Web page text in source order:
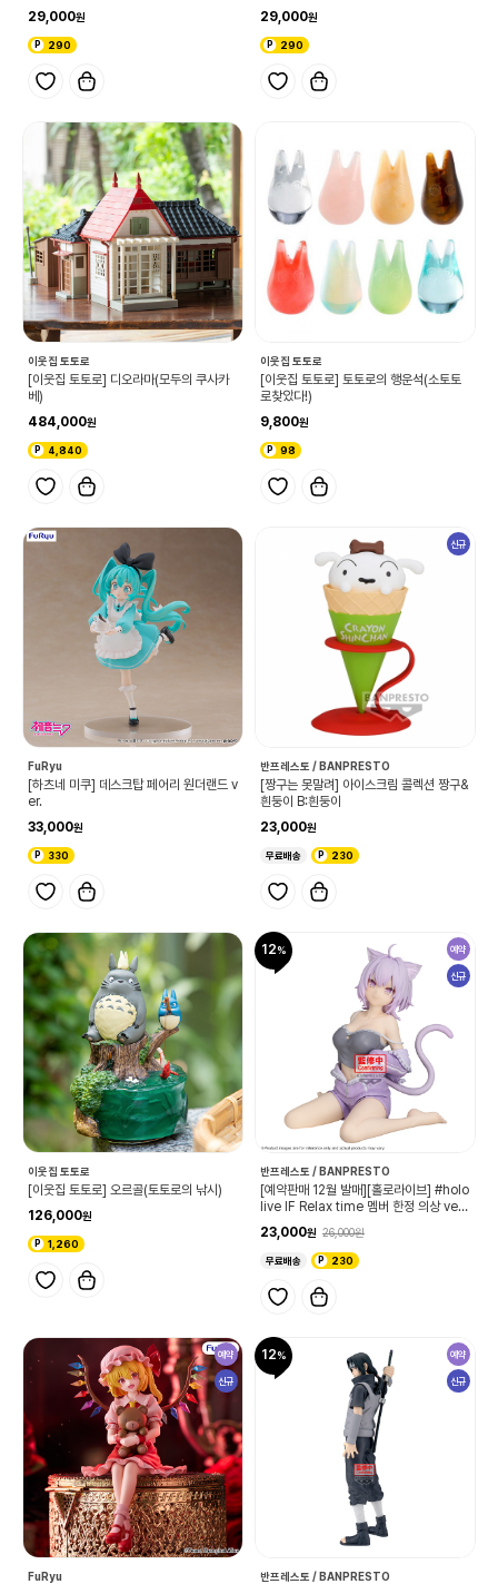
29,000
290
29,000
290
이웃집 토토로
[이웃집 토토로] 디오라마(모두의 쿠사카
베)
484,000
4,840
이웃집 토토로
[이웃집 토토로] 토토로의 행운석(소토토
로찾았다!)
9,800
98
FuRyu
[하츠네 미쿠] 데스크탑 페어리 원더랜드 v
er.
33,000
330
신규
반프레스토 / BANPRESTO
[짱구는 못말려] 아이스크림 콜렉션 짱구&
흰둥이 B:흰둥이
23,000
무료배송 230
이웃집 토토로
[이웃집 토토로] 오르골(토토로의 낚시)
126,000
1,260
12 예약
신규
반프레스토 / BANPRESTO
[예약판매 12월 발매][홀로라이브] #holo
live IF Relax time 멤버 한정 의상 ver.
23,000 26,000
무료배송 230
예약
신규
FuRyu
12 예약
신규
반프레스토 / BANPRESTO